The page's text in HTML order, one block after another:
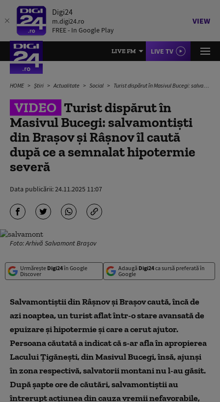
Digi24
m.digi24.ro
FREE - In Google Play
VIEW
LIVE FM LIVE TV
HOME Știri Actualitate Social Turist dispărut în Masivul Bucegi: salvamontiști din Brașov și Râșnov îl caută după ce a semnalat hipotermie severă
VIDEO Turist dispărut în
Masivul Bucegi: salvamontiști
din Brașov și Râșnov îl caută
după ce a semnalat hipotermie
severă
Data publicării:24.11.2025 11:07
Foto: Arhivă Salvamont Brașov
Urmărește Digi24în Google
Discover
Adaugă Digi24ca sursă preferată în
Google
Salvamontiștii din Râșnov și Brașov caută, încă de
azi noaptea, un turist aflat într-o stare avansată de
epuizare şi hipotermie şi care a cerut ajutor.
Persoana căutată a indicat că s-ar afla în apropierea
Lacului Ţigăneşti, din Masivul Bucegi, însă, ajunşi
în zona respectivă, salvatorii montani nu l-au găsit.
După şapte ore de căutări, salvamontiştii au
întrerupt acţiunea din cauza vremii nefavorabile,